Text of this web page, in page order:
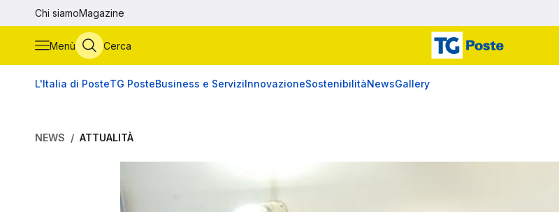
Vai al contenuto principale
Chi siamoMagazine
Menù Cerca
L'Italia di PosteTG PosteBusiness e ServiziInnovazioneSostenibilitàNewsGallery
NEWS ATTUALITÀ